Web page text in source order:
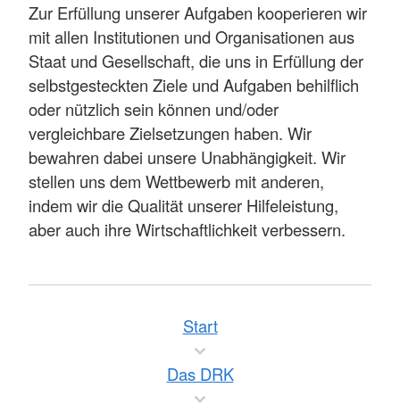
Zur Erfüllung unserer Aufgaben kooperieren wir
mit allen Institutionen und Organisationen aus
Staat und Gesellschaft, die uns in Erfüllung der
selbstgesteckten Ziele und Aufgaben behilflich
oder nützlich sein können und/oder
vergleichbare Zielsetzungen haben. Wir
bewahren dabei unsere Unabhängigkeit. Wir
stellen uns dem Wettbewerb mit anderen,
indem wir die Qualität unserer Hilfeleistung,
aber auch ihre Wirtschaftlichkeit verbessern.
Start
Das DRK